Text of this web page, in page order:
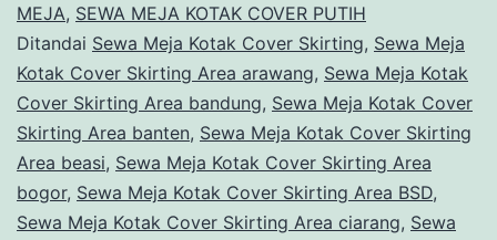
Cibubur
Jakarta
Timur
MEJA, SEWA MEJA KOTAK COVER PUTIH
Ditandai Sewa Meja Kotak Cover Skirting, Sewa Meja
Kotak Cover Skirting Area arawang, Sewa Meja Kotak
Cover Skirting Area bandung, Sewa Meja Kotak Cover
Skirting Area banten, Sewa Meja Kotak Cover Skirting
Area beasi, Sewa Meja Kotak Cover Skirting Area
bogor, Sewa Meja Kotak Cover Skirting Area BSD,
Sewa Meja Kotak Cover Skirting Area ciarang, Sewa